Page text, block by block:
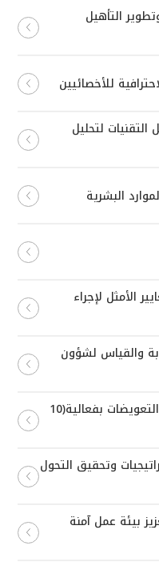
التأهيل
للأخصائيين
التقنيات لتحليل
البشرية
الأمثل لإجراء
والقياس لشؤون
إدارة الرواتب والمزايا: تحسين هيكل التعويضات بفعالية(10
وتحقيق التحول
بيئة عمل آمنة